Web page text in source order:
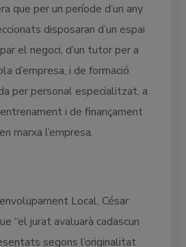
que per un període d’un any
disposaran d’un espai
el negoci, d’un tutor per a
d’empresa, i de formació
per personal especialitzat, a
i de finançament
marxa l’empresa.
Local, César
“el jurat avaluarà cadascun
segons l’originalitat